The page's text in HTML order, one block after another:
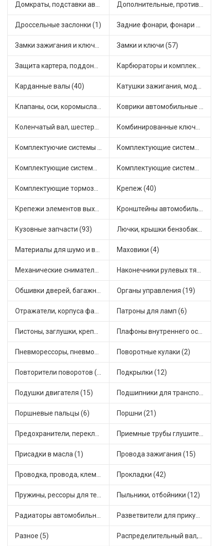
Домкраты, подставки автомобильные (1) Дополнительные, противотуманные фары (2)
Дроссельные заслонки (1) Задние фонари, фонари видимости (7)
Замки зажигания и ключи (11) Замки и ключи (57)
Защита картера, поддона, КПП (4) Карбюраторы и комплектующие (32)
Карданные валы (40) Катушки зажигания, модули зажигания (3)
Клапаны, оси, коромысла (14) Коврики автомобильные (7)
Коленчатый вал, шестерни коленчатого вала (9) Комбинированные ключи (3)
Комплектуючие системы стеклоочистителя (11) Комплектующие системы выпуска отработавших газов (10)
Комплектующие системы отопления (30) Комплектующие системы питания (12)
Комплектующие тормозной системы (26) Крепеж (40)
Крепежи элементов выхлопной системы (5) Кронштейны автомобильные (4)
Кузовные запчасти (93) Лючки, крышки бензобака (6)
Материалы для шумо и виброизоляции (1) Маховики (4)
Механические сниматели (1) Наконечники рулевых тяг (35)
Обшивки дверей, багажника, потолков, накладки салона (37) Органы управления (19)
Отражатели, корпуса фар и фонарей (1) Патроны для ламп (6)
Пистоны, заглушки, крепежные элементы (13) Плафоны внутреннего освещения (1)
Пневморессоры, пневмоподушки (1) Поворотные кулаки (2)
Повторители поворотов (10) Подкрылки (12)
Подушки двигателя (15) Подшипники для транспорта (54)
Поршневые пальцы (6) Поршни (21)
Предохранители, переключатели, кнопки автомобильные (41) Приемные трубы глушителя (8)
Присадки в масла (1) Провода зажигания (15)
Проводка, провода, клеммы и разъемы (26) Прокладки (42)
Пружины, рессоры для техники (31) Пыльники, отбойники (12)
Радиаторы автомобильные (19) Разветвители для прикуривателя (3)
Разное (5) Распределительный вал, шестерни распределительного (7)